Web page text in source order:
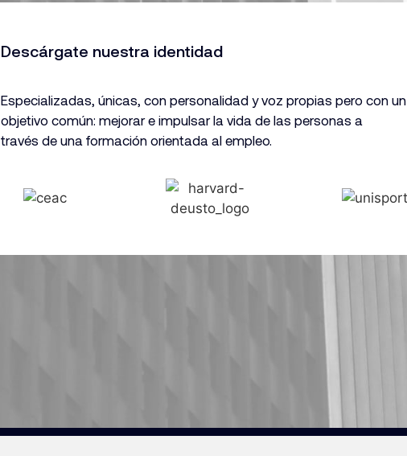
Descárgate nuestra identidad
Especializadas, únicas, con personalidad y voz propias pero con un
objetivo común: mejorar e impulsar la vida de las personas a
través de una formación orientada al empleo.